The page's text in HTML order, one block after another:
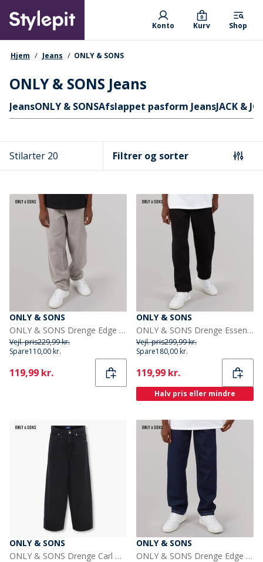
main
content
Primary departments
Konto Kurv
0
Shop
navigationssti
Hjem Jeans ONLY & SONS
ONLY & SONS Jeans
Hurtige links
JeansONLY & SONSAfslappet pasform JeansJACK &
Stilarter 20 Filtrer og sorter
ONLY & SONS
ONLY & SONS Drenge Edge Lige Pasform Jeans Light Grey Denim
Vejl. pris229,99 kr.
Spare110,00 kr.
Current
119,99 kr.
ONLY & SONS
ONLY & SONS Drenge Essential Polo Shirt Washed Black
Vejl. pris299,99 kr.
Spare180,00 kr.
Current
119,99 kr.
Halv pris eller mindre
ONLY & SONS
ONLY & SONS Drenge Carl Ballon Fit Jeans Washed Black
ONLY & SONS
ONLY & SONS Drenge Edge Lige Pasform Jeans Dark Blue Denim